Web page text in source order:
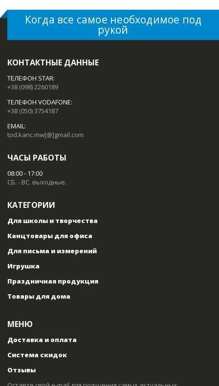
Когда все самое необходимое под
рукой
КОНТАКТНЫЕ ДАННЫЕ
ТЕЛЕФОН STAR:
+38 (098) 2260189
ТЕЛЕФОН VODAFONE:
+38 (050) 3754187
EMAIL:
tod.kanc.mw[@]gmail.com
ЧАСЫ РАБОТЫ
08:00 - 17:00
СБ. - ВС. выходные.
КАТЕГОРИИ
Для школы и творчества
Канцтовары для офиса
Для письма и измерений
Игрушка
Праздничная продукция
Товары для дома
МЕНЮ
Доставка и оплата
Система скидок
Отзывы